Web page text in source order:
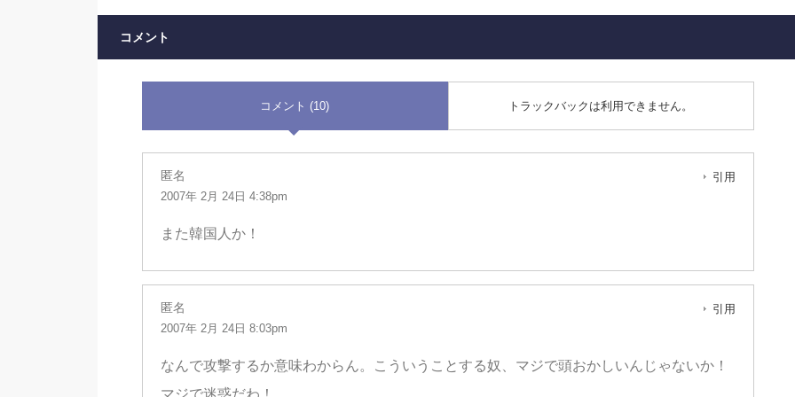
コメント
コメント (10) トラックバックは利用できません。
匿名
2007年 2月 24日 4:38pm
引用
また韓国人か！
匿名
2007年 2月 24日 8:03pm
引用
なんで攻撃するか意味わからん。こういうことする奴、マジで頭おかしいんじゃないか！
マジで迷惑だわ！